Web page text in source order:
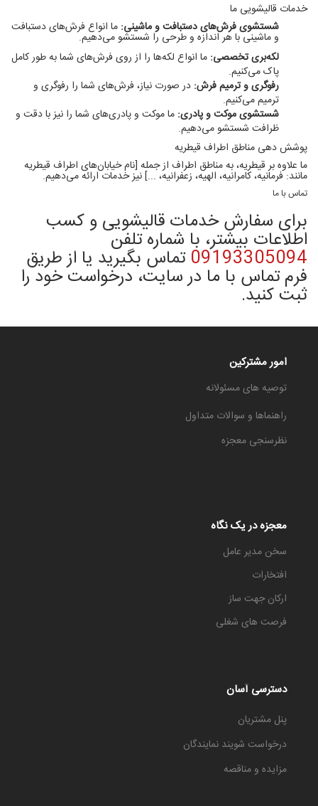
خدمات قالیشویی ما
شستشوی فرش‌های دستبافت و ماشینی: ما انواع فرش‌های دستبافت
و ماشینی با هر اندازه و طرحی را شستشو می‌دهیم.
لکه‌بری تخصصی: ما انواع لکه‌ها را از روی فرش‌های شما به طور کامل
پاک می‌کنیم.
رفوگری و ترمیم فرش: در صورت نیاز، فرش‌های شما را رفوگری و
ترمیم می‌کنیم.
شستشوی موکت و پادری: ما موکت و پادری‌های شما را نیز با دقت و
ظرافت شستشو می‌دهیم.
پوشش دهی مناطق اطراف قیطریه
ما علاوه بر قیطریه، به مناطق اطراف از جمله [نام خیابان‌های اطراف قیطریه
مانند: فرمانیه، کامرانیه، الهیه، زعفرانیه، ...] نیز خدمات ارائه می‌دهیم.
تماس با ما
برای سفارش خدمات قالیشویی و کسب
اطلاعات بیشتر، با شماره تلفن
09193305094 تماس بگیرید یا از طریق
فرم تماس با ما در سایت، درخواست خود را
ثبت کنید.
امور مشترکین
توصیه های مسئولانه
راهنماها و سوالات متداول
نظرسنجی معجزه
معجزه در یک نگاه
سخن مدیر عامل
افتخارات
ارکان جهت ساز
فرصت های شغلی
دسترسی آسان
پنل مشتریان
درخواست شویند نمایندگان
مزایده و مناقصه